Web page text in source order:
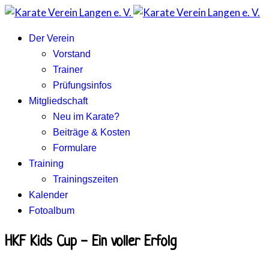
Der Verein
Vorstand
Trainer
Prüfungsinfos
Mitgliedschaft
Neu im Karate?
Beiträge & Kosten
Formulare
Training
Trainingszeiten
Kalender
Fotoalbum
HKF Kids Cup - Ein voller Erfolg